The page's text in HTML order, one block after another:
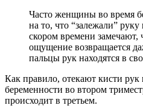
Часто женщины во время
на то, что “залежали”
скором времени замечают,
ощущение возвращается
пальцы рук находятся в
Как правило, отекают кисти
беременности во втором
происходит в третьем.